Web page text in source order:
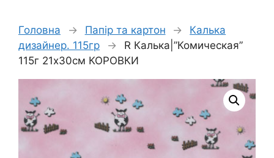
Головна → Папір та картон →
Калька
дизайнер. 115гр
→
R Калька|”Комическая”
115г 21х30см КОРОВКИ